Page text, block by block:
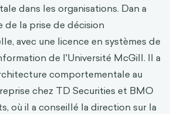
dans les organisations. Dan a
de la prise de décision
avec une licence en systèmes de
de l'Université McGill. Il a
comportementale au
chez TD Securities et BMO
où il a conseillé la direction sur la